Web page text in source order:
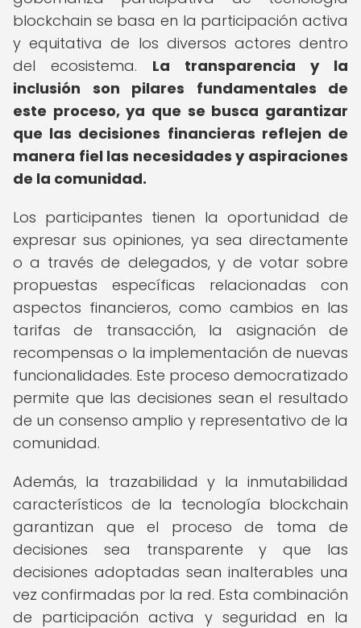
blockchain se basa en la participación activa
y equitativa de los diversos actores dentro
del ecosistema. La transparencia y la
inclusión son pilares fundamentales de
este proceso, ya que se busca garantizar
que las decisiones financieras reflejen de
manera fiel las necesidades y aspiraciones
de la comunidad.
Los participantes tienen la oportunidad de
expresar sus opiniones, ya sea directamente
o a través de delegados, y de votar sobre
propuestas específicas relacionadas con
aspectos financieros, como cambios en las
tarifas de transacción, la asignación de
recompensas o la implementación de nuevas
funcionalidades. Este proceso democratizado
permite que las decisiones sean el resultado
de un consenso amplio y representativo de la
comunidad.
Además, la trazabilidad y la inmutabilidad
característicos de la tecnología blockchain
garantizan que el proceso de toma de
decisiones sea transparente y que las
decisiones adoptadas sean inalterables una
vez confirmadas por la red. Esta combinación
de participación activa y seguridad en la